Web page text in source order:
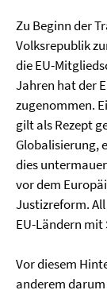
Zu Beginn der
Volksrepublik
die EU-
Jahren hat der
zugenommen.
gilt als Rezept
Globalisierung,
dies
vor dem
Justizreform.
EU-Ländern
Vor diesem
anderem